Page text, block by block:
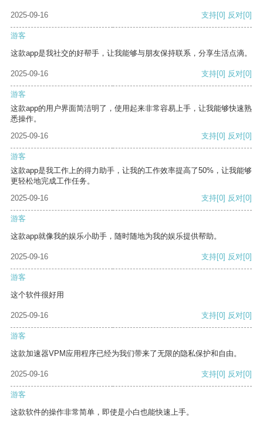
2025-09-16 支持[0] 反对[0]
游客
这款app是我社交的好帮手，让我能够与朋友保持联系，分享生活点滴。
2025-09-16 支持[0] 反对[0]
游客
这款app的用户界面简洁明了，使用起来非常容易上手，让我能够快速熟
悉操作。
2025-09-16
支持[0] 反对[0]
游客
这款app是我工作上的得力助手，让我的工作效率提高了50%，让我能够
更轻松地完成工作任务。
2025-09-16
支持[0] 反对[0]
游客
这款app就像我的娱乐小助手，随时随地为我的娱乐提供帮助。
2025-09-16 支持[0] 反对[0]
游客
这个软件很好用
2025-09-16 支持[0] 反对[0]
游客
这款加速器VPM应用程序已经为我们带来了无限的隐私保护和自由。
2025-09-16 支持[0] 反对[0]
游客
这款软件的操作非常简单，即使是小白也能快速上手。